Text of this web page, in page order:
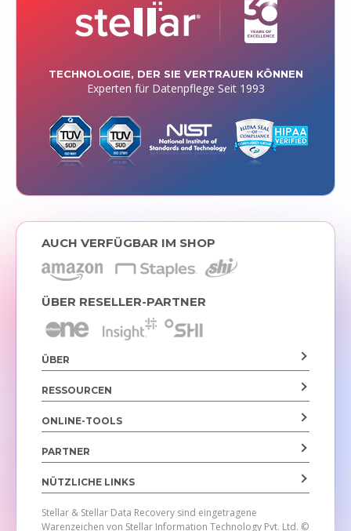
TECHNOLOGIE, DER SIE VERTRAUEN KÖNNEN
Experten für Datenpflege Seit 1993
AUCH VERFÜGBAR IM SHOP
ÜBER RESELLER-PARTNER
ÜBER
RESSOURCEN
ONLINE-TOOLS
PARTNER
NÜTZLICHE LINKS
Stellar & Stellar Data Recovery sind eingetragene
Warenzeichen von Stellar Information Technology Pvt. Ltd. ©